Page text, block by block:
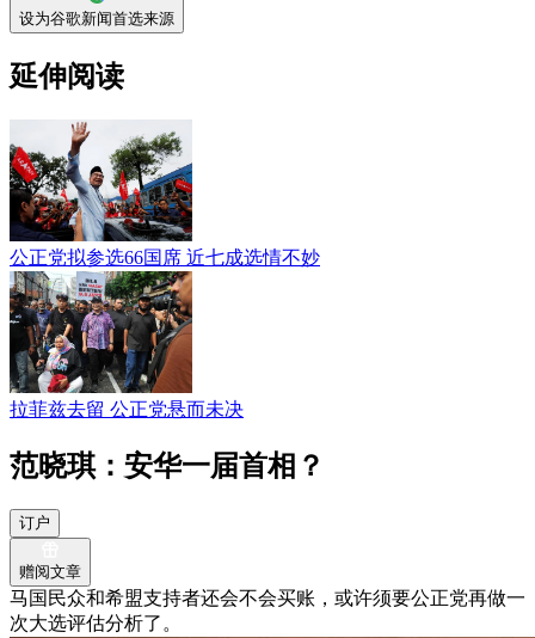
设为谷歌新闻首选来源
延伸阅读
公正党拟参选66国席 近七成选情不妙
拉菲兹去留 公正党悬而未决
范晓琪：安华一届首相？
订户
赠阅文章
马国民众和希盟支持者还会不会买账，或许须要公正党再做一
次大选评估分析了。